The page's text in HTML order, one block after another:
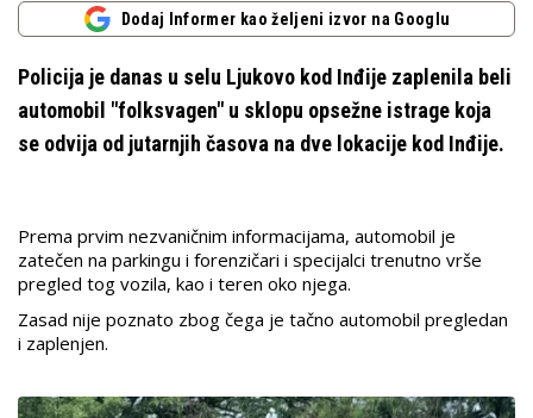
Dodaj Informer kao željeni izvor na Googlu
Policija je danas u selu Ljukovo kod Inđije zaplenila beli
automobil "folksvagen" u sklopu opsežne istrage koja
se odvija od jutarnjih časova na dve lokacije kod Inđije.
Prema prvim nezvaničnim informacijama, automobil je
zatečen na parkingu i forenzičari i specijalci trenutno vrše
pregled tog vozila, kao i teren oko njega.
Zasad nije poznato zbog čega je tačno automobil pregledan
i zaplenjen.